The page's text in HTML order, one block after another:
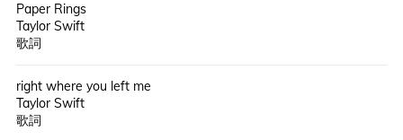
Paper Rings
Taylor Swift
歌詞
right where you left me
Taylor Swift
歌詞